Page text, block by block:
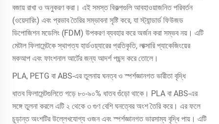
বজায় রাখা ও অনুকরণ করা। এই সমস্ত বিকল্পগুলি আবহাওয়াজনিত পরিবর্তন
(ওয়েদারিং) এবং প্রভাব তৈরির সম্ভাবনা সৃষ্টি করে, যা স্ট্যান্ডার্ড ফিউজড
ডিপোজিশন মডেলিং (FDM) উপকরণ ব্যবহার করে অর্জন করা সম্ভব নয়। এটি
মেটাল ফিলামেন্টকে স্থাপত্য হার্ডওয়্যারের প্রতিকৃতি, লাক্সারি প্যাকেজিংয়ের
মকআপ এবং ফাংশনাল আর্টের জন্য আদর্শ পছন্দ করে তোলে।
PLA, PETG বা ABS-এর তুলনায় ঘনত্ব ও স্পর্শজ্ঞানগত ভারীতা বৃদ্ধি
ধাতব ফিলামেন্টগুলিতে গড়ে ৮০-৯০% ধাতব গুঁড়ো থাকে। PLA বা ABS-এর
সঙ্গে তুলনা করলে এটি ২ থেকে ৩ গুণ বেশি ঘনত্বের অংশ তৈরি করে। এর ফলে
চূড়ান্ত অংশটির উল্লেখযোগ্য ওজন এবং স্পর্শজ্ঞানগত ভারসাম্য বৃদ্ধি পায়। এটি